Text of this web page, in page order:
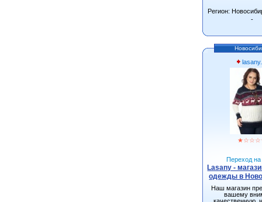
Регион:
-
★☆☆☆
Переход на
Lasany -
одежды в
Наш магазин
вашему